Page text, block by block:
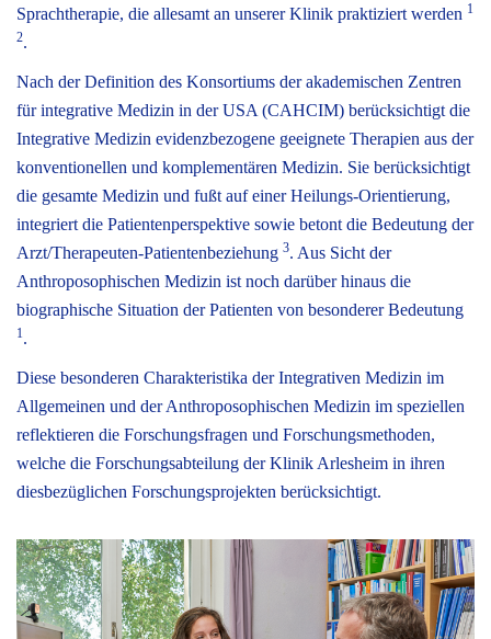
Sprachtherapie, die allesamt an unserer Klinik praktiziert werden 1
2.
Nach der Definition des Konsortiums der akademischen Zentren
für integrative Medizin in der USA (CAHCIM) berücksichtigt die
Integrative Medizin evidenzbezogene geeignete Therapien aus der
konventionellen und komplementären Medizin. Sie berücksichtigt
die gesamte Medizin und fußt auf einer Heilungs-Orientierung,
integriert die Patientenperspektive sowie betont die Bedeutung der
Arzt/Therapeuten-Patientenbeziehung 3. Aus Sicht der
Anthroposophischen Medizin ist noch darüber hinaus die
biographische Situation der Patienten von besonderer Bedeutung
1.
Diese besonderen Charakteristika der Integrativen Medizin im
Allgemeinen und der Anthroposophischen Medizin im speziellen
reflektieren die Forschungsfragen und Forschungsmethoden,
welche die Forschungsabteilung der Klinik Arlesheim in ihren
diesbezüglichen Forschungsprojekten berücksichtigt.